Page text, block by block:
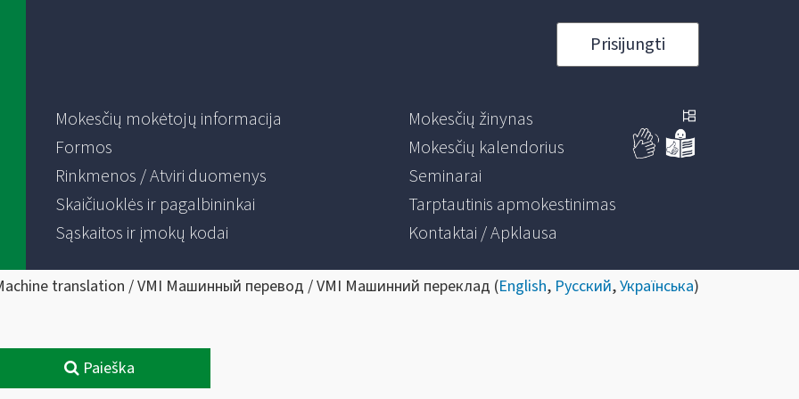
Prisijungti
Mokesčių mokėtojų informacija
Formos
Rinkmenos / Atviri duomenys
Skaičiuoklės ir pagalbininkai
Sąskaitos ir įmokų kodai
Mokesčių žinynas
Mokesčių kalendorius
Seminarai
Tarptautinis apmokestinimas
Kontaktai / Apklausa
translation / VMI Машинный перевод / VMI Машинний переклад (English, Русский,Українська)
Paieška